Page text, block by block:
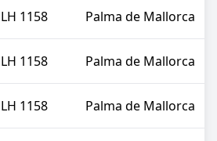
LH 1158 Palma de Mallorca
LH 1158 Palma de Mallorca
LH 1158 Palma de Mallorca